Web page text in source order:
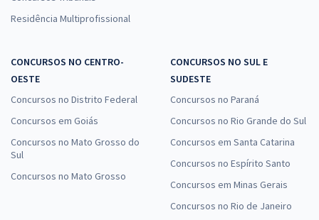
Residência Multiprofissional
CONCURSOS NO CENTRO-
OESTE
Concursos no Distrito Federal
Concursos em Goiás
Concursos no Mato Grosso do
Sul
Concursos no Mato Grosso
CONCURSOS NO SUL E
SUDESTE
Concursos no Paraná
Concursos no Rio Grande do Sul
Concursos em Santa Catarina
Concursos no Espírito Santo
Concursos em Minas Gerais
Concursos no Rio de Janeiro